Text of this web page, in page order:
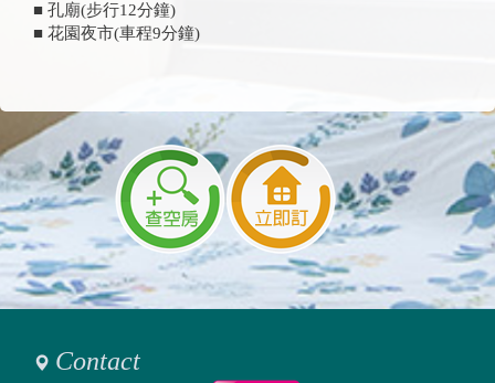
■ 孔廟(步行12分鐘)
■ 花園夜市(車程9分鐘)
Contact